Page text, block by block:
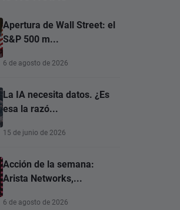
Apertura de Wall Street: el
S&P 500 m...
6 de agosto de 2026
La IA necesita datos. ¿Es
esa la razó...
15 de junio de 2026
Acción de la semana:
Arista Networks,...
6 de agosto de 2026